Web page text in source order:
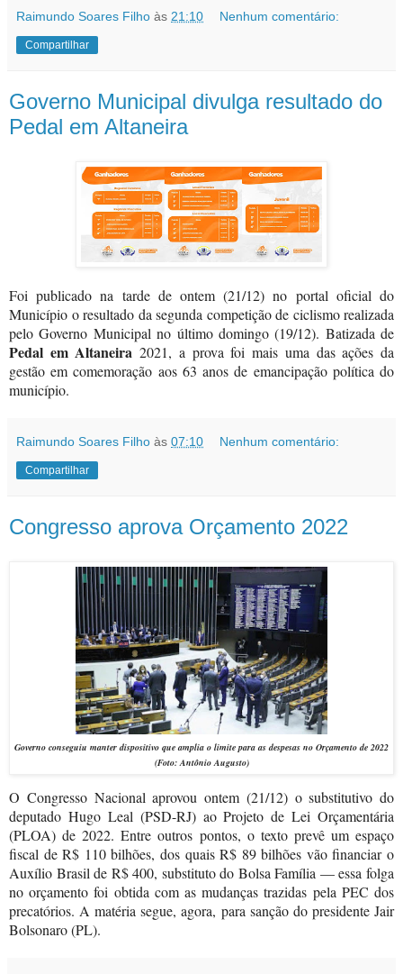
Raimundo Soares Filho às 21:10 Nenhum comentário:
Compartilhar
Governo Municipal divulga resultado do
Pedal em Altaneira
Foi publicado na tarde de ontem (21/12) no portal oficial do
Município o resultado da segunda competição de ciclismo realizada
pelo Governo Municipal no último domingo (19/12). Batizada de
Pedal em Altaneira 2021, a prova foi mais uma das ações da
gestão em comemoração aos 63 anos de emancipação política do
município.
Raimundo Soares Filho às 07:10 Nenhum comentário:
Compartilhar
Congresso aprova Orçamento 2022
Governo conseguiu manter dispositivo que amplia o limite para as despesas no Orçamento de 2022
(Foto: Antônio Augusto)
O Congresso Nacional aprovou ontem (21/12) o substitutivo do
deputado Hugo Leal (PSD-RJ) ao Projeto de Lei Orçamentária
(PLOA) de 2022. Entre outros pontos, o texto prevê um espaço
fiscal de R$ 110 bilhões, dos quais R$ 89 bilhões vão financiar o
Auxílio Brasil de R$ 400, substituto do Bolsa Família — essa folga
no orçamento foi obtida com as mudanças trazidas pela PEC dos
precatórios. A matéria segue, agora, para sanção do presidente Jair
Bolsonaro (PL).